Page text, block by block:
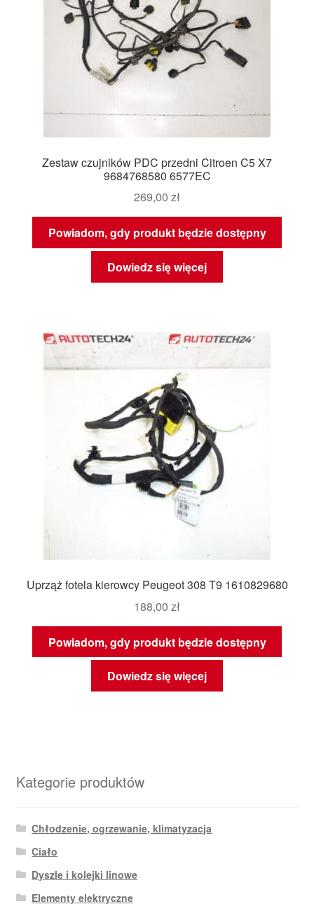
Zestaw czujników PDC przedni Citroen C5 X7
9684768580 6577EC
269,00 zł
Powiadom, gdy produkt będzie dostępny
Dowiedz się więcej
Uprząż fotela kierowcy Peugeot 308 T9 1610829680
188,00 zł
Powiadom, gdy produkt będzie dostępny
Dowiedz się więcej
Kategorie produktów
Chłodzenie, ogrzewanie, klimatyzacja
Ciało
Dyszle i kolejki linowe
Elementy elektryczne